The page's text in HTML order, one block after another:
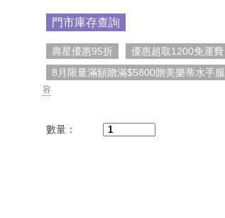
門市庫存查詢
壽星優惠95折
優惠超取1200免運費
8月限量滿額贈滿$5800贈美樂蒂水手服
容
數量：